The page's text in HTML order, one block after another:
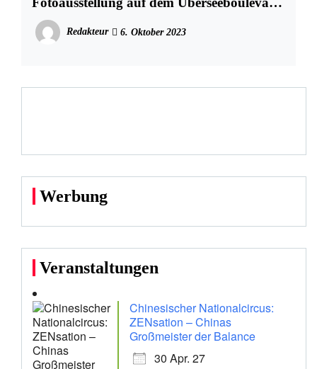
lässt Gäste New York erleben
Redakteur 6. Oktober 2023
Werbung
Veranstaltungen
Chinesischer Nationalcircus:
ZENsation – Chinas
Großmeister der Balance
30 Apr. 27